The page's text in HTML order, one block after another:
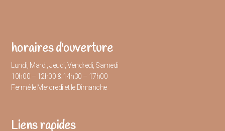
horaires d'ouverture
Lundi, Mardi, Jeudi, Vendredi, Samedi
10h00 – 12h00 & 14h30 – 17h00
Fermé le Mercredi et le Dimanche
Liens rapides